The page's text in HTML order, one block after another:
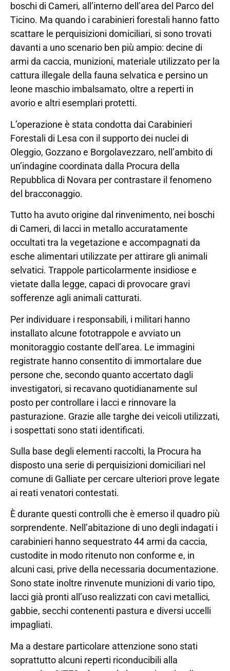
boschi di Cameri, all’interno dell’area del Parco del
Ticino. Ma quando i carabinieri forestali hanno fatto
scattare le perquisizioni domiciliari, si sono trovati
davanti a uno scenario ben più ampio: decine di
armi da caccia, munizioni, materiale utilizzato per la
cattura illegale della fauna selvatica e persino un
leone maschio imbalsamato, oltre a reperti in
avorio e altri esemplari protetti.
L’operazione è stata condotta dai Carabinieri
Forestali di Lesa con il supporto dei nuclei di
Oleggio, Gozzano e Borgolavezzaro, nell’ambito di
un’indagine coordinata dalla Procura della
Repubblica di Novara per contrastare il fenomeno
del bracconaggio.
Tutto ha avuto origine dal rinvenimento, nei boschi
di Cameri, di lacci in metallo accuratamente
occultati tra la vegetazione e accompagnati da
esche alimentari utilizzate per attirare gli animali
selvatici. Trappole particolarmente insidiose e
vietate dalla legge, capaci di provocare gravi
sofferenze agli animali catturati.
Per individuare i responsabili, i militari hanno
installato alcune fototrappole e avviato un
monitoraggio costante dell’area. Le immagini
registrate hanno consentito di immortalare due
persone che, secondo quanto accertato dagli
investigatori, si recavano quotidianamente sul
posto per controllare i lacci e rinnovare la
pasturazione. Grazie alle targhe dei veicoli utilizzati,
i sospettati sono stati identificati.
Sulla base degli elementi raccolti, la Procura ha
disposto una serie di perquisizioni domiciliari nel
comune di Galliate per cercare ulteriori prove legate
ai reati venatori contestati.
È durante questi controlli che è emerso il quadro più
sorprendente. Nell’abitazione di uno degli indagati i
carabinieri hanno sequestrato 44 armi da caccia,
custodite in modo ritenuto non conforme e, in
alcuni casi, prive della necessaria documentazione.
Sono state inoltre rinvenute munizioni di vario tipo,
lacci già pronti all’uso realizzati con cavi metallici,
gabbie, secchi contenenti pastura e diversi uccelli
impagliati.
Ma a destare particolare attenzione sono stati
soprattutto alcuni reperti riconducibili alla